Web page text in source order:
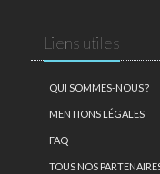
Liens utiles
QUI SOMMES-NOUS ?
MENTIONS LÉGALES
FAQ
TOUS NOS